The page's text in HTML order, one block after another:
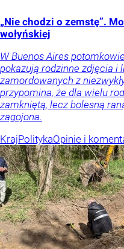
„Nie chodzi o zemstę”.
wołyńskiej
W Buenos Aires
pokazują rodzinne zdjęcia i
zamordowanych z
przypomina, że dla wielu
zamkniętą, lecz bolesną
zagojona.
KrajPolitykaOpinie i